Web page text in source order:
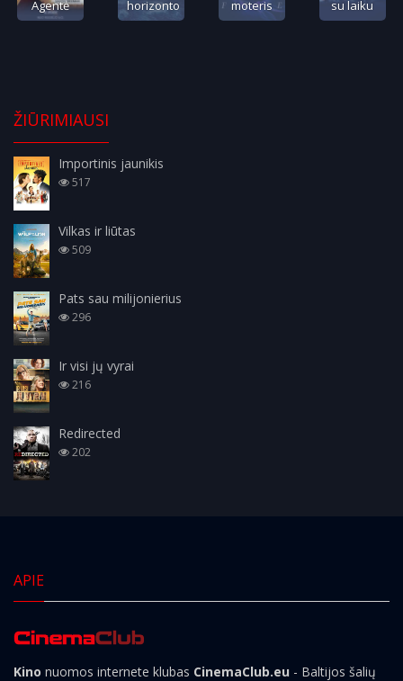
Agentė horizonto moteris su laiku
ŽIŪRIMIAUSI
Importinis jaunikis
517
Vilkas ir liūtas
509
Pats sau milijonierius
296
Ir visi jų vyrai
216
Redirected
202
APIE
Kino nuomos internete klubas CinemaClub.eu - Baltijos šalių